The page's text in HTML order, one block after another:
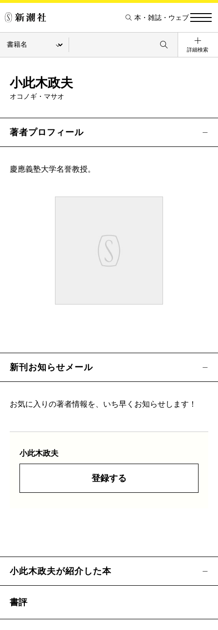
本・雑誌・ウェブ
詳細検索
小此木政夫
オコノギ・マサオ
著者プロフィール
慶應義塾大学名誉教授。
新刊お知らせメール
お気に入りの著者情報を、いち早くお知らせします！
小此木政夫
登録する
小此木政夫が紹介した本
書評